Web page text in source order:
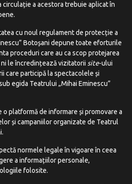
a acestora trebuie aplicat în
cu noul regulament de protecție a
Botoșani depune toate eforturile
proceduri care au ca scop protejarea
le încredințează vizitatorii site-ului
care participă la spectacolele și
egida Teatrului „Mihai Eminescu”
o platformă de informare și promovare a
și campaniilor organizate de Teatrul
normele legale în vigoare în ceea
a informațiilor personale,
folosite.